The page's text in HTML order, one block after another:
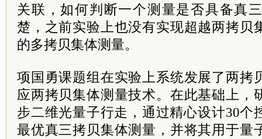
关联，如何判断一个测量是否具备真
楚，之前实验上也没有实现超越两拷贝
的多拷贝集体测量。
项国勇课题组在实验上系统发展了两拷
应两拷贝集体测量技术。在此基础上，
步二维光量子行走，通过精心设计30个
最优真三拷贝集体测量，并将其用于量